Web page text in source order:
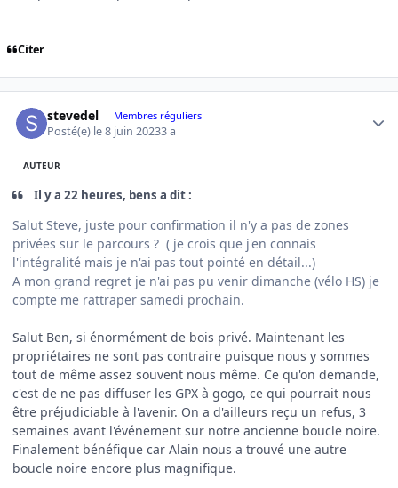
Citer
stevedel Membres réguliers
Posté(e) le 8 juin 20233 a
AUTEUR
Il y a 22 heures, bens a dit :
Salut Steve, juste pour confirmation il n'y a pas de zones
privées sur le parcours ? ( je crois que j'en connais
l'intégralité mais je n'ai pas tout pointé en détail...)
A mon grand regret je n'ai pas pu venir dimanche (vélo HS) je
compte me rattraper samedi prochain.
Salut Ben, si énormément de bois privé. Maintenant les
propriétaires ne sont pas contraire puisque nous y sommes
tout de même assez souvent nous même. Ce qu'on demande,
c'est de ne pas diffuser les GPX à gogo, ce qui pourrait nous
être préjudiciable à l'avenir. On a d'ailleurs reçu un refus, 3
semaines avant l'événement sur notre ancienne boucle noire.
Finalement bénéfique car Alain nous a trouvé une autre
boucle noire encore plus magnifique.